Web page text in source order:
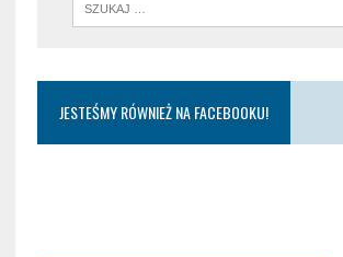
JESTEŚMY RÓWNIEŻ NA FACEBOOKU!